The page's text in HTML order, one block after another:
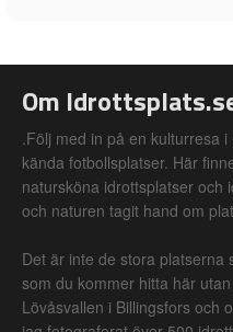
Om
.Följ med in på en kulturresa
kända fotbollsplatser. Här
natursköna idrottsplatser och
och naturen tagit hand om
Det är inte de stora platserna
som du kommer hitta här
Lövåsvallen i Billingsfors och